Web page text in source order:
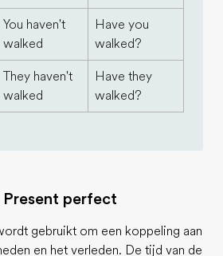
You haven't
walked
Have you
walked?
They haven't
walked
Have they
walked?
Present perfect
gebruikt om een koppeling aan
en het verleden. De tijd van de